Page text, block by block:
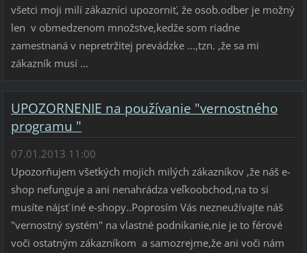
všetci moji milí zákazníci upozorniť, že osob.odber je možný
len v obmedzenom množstve,kedže som riadne
zamestnaná v nepretržitej prevádzke ...,tzn. ,že sa mi
zákazník musí ...
UPOZORNENIE na používanie "vernostného
programu "
07.01.2013 11:00
Upozorňujem všetkých mojich milých zákazníkov ,že náš e-
shop nefunguje a ani nenahrádza veľkoobchod,na to si
musíte nájsť iné e-shopy..Poprosím Vás nezneužívajte náš
"vernostný systém" na vlastné podnikanie,nie je to férové
voči ostatným zákazníkom a samozrejme,že ani voči nám